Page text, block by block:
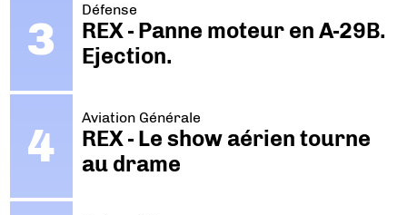
Défense
REX - Panne moteur en A-29B.
Ejection.
Aviation Générale
REX - Le show aérien tourne
au drame